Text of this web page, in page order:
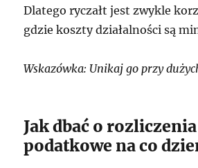
Dlatego ryczałt jest zwykle
gdzie koszty działalności są
Wskazówka: Unikaj go przy
Jak dbać o rozliczenia
podatkowe na co